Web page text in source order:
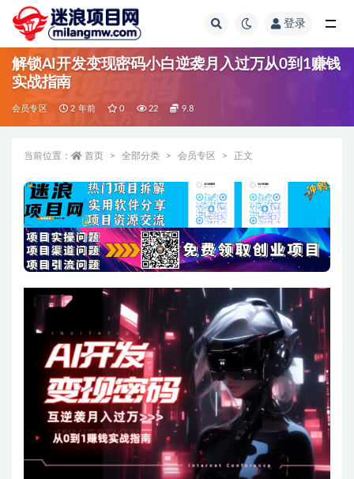
登录
解锁AI开发变现密码小白逆袭月入过万从0到1赚钱
实战指南
会员专区 2 年前 0 22 9.8
当前位置： 首页 全部分类 会员专区 正文
全部